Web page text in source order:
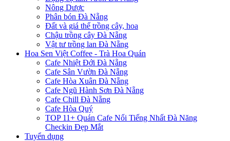
Nông Dược
Phân bón Đà Nẵng
Đất và giá thể trồng cây, hoa
Chậu trồng cây Đà Nẵng
Vật tư trồng lan Đà Nẵng
Hoa Sen Việt Coffee - Trà Hoa Quán
Cafe Nhiệt Đới Đà Nẵng
Cafe Sân Vườn Đà Nẵng
Cafe Hòa Xuân Đà Nẵng
Cafe Ngũ Hành Sơn Đà Nẵng
Cafe Chill Đà Nẵng
Cafe Hòa Quý
TOP 11+ Quán Cafe Nổi Tiếng Nhất Đà Năng
Checkin Đẹp Mắt
Tuyển dụng